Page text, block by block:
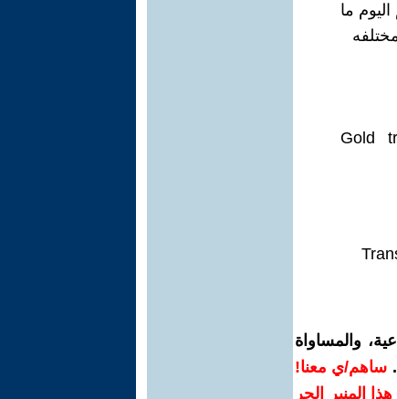
ما
Gold
والمساواة
ساهم/ي معنا!
هذا المنبر الحر